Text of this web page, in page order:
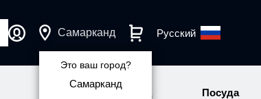
Самарканд
Это ваш город?
Самарканд
Русский
Персональный уход Посуда